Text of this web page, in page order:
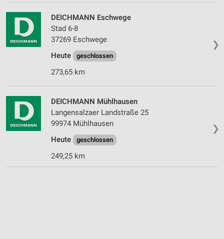
❯
DEICHMANN Eschwege
Stad 6-8
37269 Eschwege
Heute
geschlossen
273,65 km
❯
DEICHMANN Mühlhausen
Langensalzaer Landstraße 25
99974 Mühlhausen
Heute
geschlossen
249,25 km